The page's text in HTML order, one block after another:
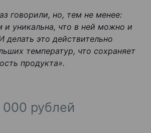
говорили, но, тем не менее:
и уникальна, что в ней можно и
делать это действительно
температур, что сохраняет
продукта».
рублей